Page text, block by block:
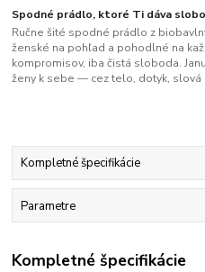
Spodné prádlo, ktoré Ti dáva
Ručne šité spodné prádlo z
ženské na pohľad a pohodlné na
kompromisov, iba čistá sloboda.
ženy k sebe — cez telo, dotyk, slová
Kompletné špecifikácie
Parametre
Kompletné špecifikácie